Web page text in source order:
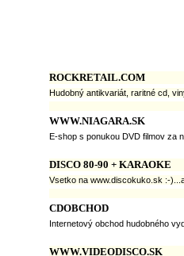
ROCKRETAIL.COM
Hudobný antikvariát, raritné cd,
WWW.NIAGARA.SK
E-shop s ponukou DVD filmov za
DISCO 80-90 + KARAOKE
Vsetko na www.discokuko.sk :-
CDOBCHOD
Internetový obchod hudobného
WWW.VIDEODISCO.SK